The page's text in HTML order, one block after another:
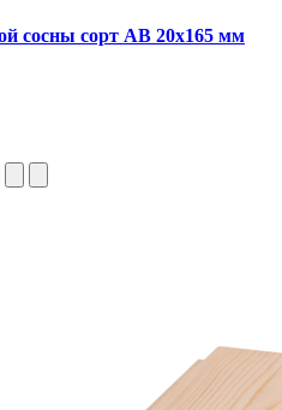
сосны сорт AB 20х165 мм